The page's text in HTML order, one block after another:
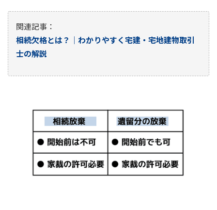
関連記事：
相続欠格とは？｜わかりやすく宅建・宅地建物取引
士の解説